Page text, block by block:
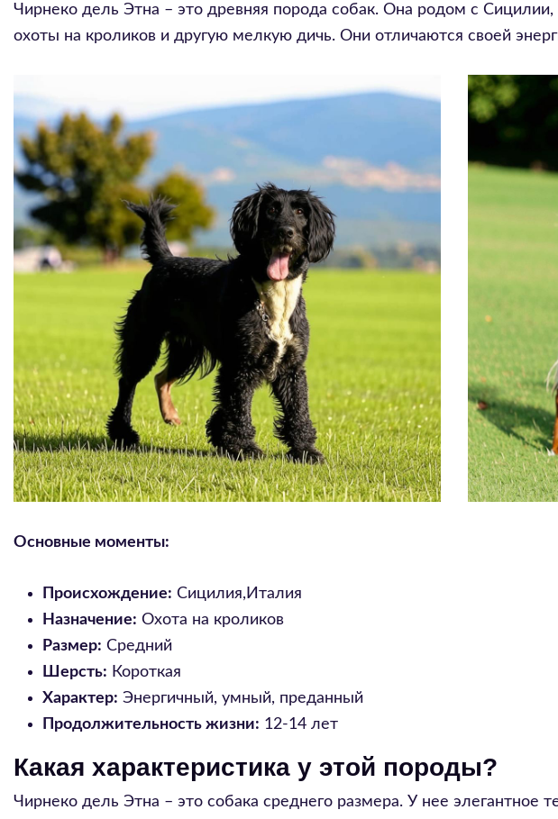
Чирнеко дель Этна – это древняя порода собак. Она родом с
охоты на кроликов и другую мелкую дичь. Они отличаются своей
Основные моменты:
Происхождение: Сицилия,Италия
Назначение: Охота на кроликов
Размер: Средний
Шерсть: Короткая
Характер: Энергичный, умный, преданный
Продолжительность жизни: 12-14 лет
Какая характеристика у этой породы?
Чирнеко дель Этна – это собака среднего размера. У нее элегантное